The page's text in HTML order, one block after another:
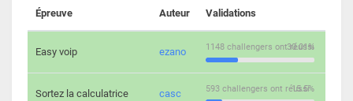
Épreuve Auteur Validations
Easy voip ezano 30.01%
1148 challengers ont réussi
Sortez la calculatrice casc 15.5%
593 challengers ont réussi